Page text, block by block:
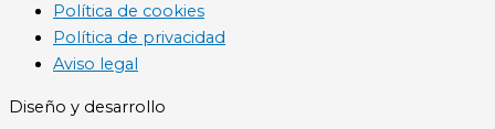
Política de cookies
Política de privacidad
Aviso legal
Diseño y desarrollo